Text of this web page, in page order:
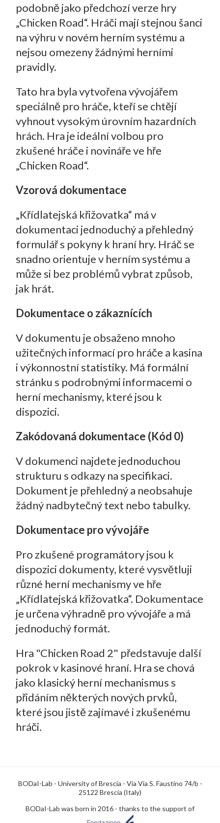
podobně jako předchozí verze hry
„Chicken Road“. Hráči mají stejnou šanci
na výhru v novém herním systému a
nejsou omezeny žádnými herními
pravidly.
Tato hra byla vytvořena vývojářem
speciálně pro hráče, kteří se chtějí
vyhnout vysokým úrovním hazardních
hrách. Hra je ideální volbou pro
zkušené hráče i novináře ve hře
„Chicken Road“.
Vzorová dokumentace
„Křídlatejská křižovatka“ má v
dokumentaci jednoduchý a přehledný
formulář s pokyny k hraní hry. Hráč se
snadno orientuje v herním systému a
může si bez problémů vybrat způsob,
jak hrát.
Dokumentace o zákaznících
V dokumentu je obsaženo mnoho
užitečných informací pro hráče a kasina
i výkonnostní statistiky. Má formální
stránku s podrobnými informacemi o
herní mechanismy, které jsou k
dispozici.
Zakódovaná dokumentace (Kód 0)
V dokumenci najdete jednoduchou
strukturu s odkazy na specifikaci.
Dokument je přehledný a neobsahuje
žádný nadbytečný text nebo tabulky.
Dokumentace pro vývojáře
Pro zkušené programátory jsou k
dispozici dokumenty, které vysvětluji
různé herní mechanismy ve hře
„Křídlatejská křižovatka“. Dokumentace
je určena výhradně pro vývojáře a má
jednoduchý formát.
Hra "Chicken Road 2" představuje další
pokrok v kasinové hraní. Hra se chová
jako klasický herní mechanismus s
přidáním některých nových prvků,
které jsou jistě zajímavé i zkušenému
hráči.
BODaI-Lab - University of Brescia - Via Via S. Faustino 74/b -
25122 Brescia (Italy)
BODaI-Lab was born in 2016 - thanks to the support of